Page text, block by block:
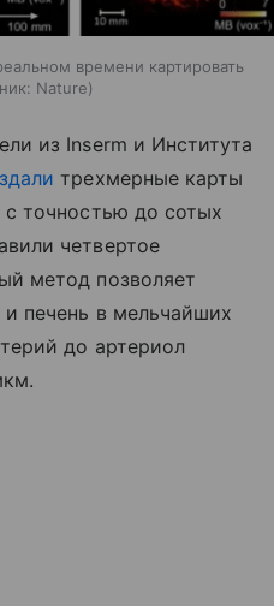
времени картировать
Nature
из Inserm и Института
трехмерные карты
с точностью до сотых
четвертое
метод позволяет
печень в мельчайших
до артериол